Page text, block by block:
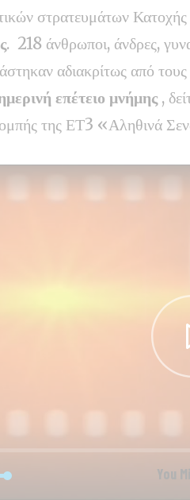
στρατευμάτων
. 218 άνθρωποι, άνδρες,
αδιακρίτως από
επέτειο μνήμης ,
της ΕΤ3 «Αληθινά
«Αληθινά Σενάρια»
καθώς και άλλα
επιζώντες
τις συγκλονιστικές εκείνες
Θωμάς Μπούρας,
Κίνια, Ηλίας Σταθάς,
Διστόμου Χρυσούλα
Αντίκυρας Γιάννης
You